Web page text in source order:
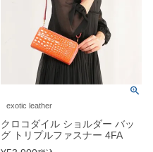
exotic leather
クロコダイル ショルダー バッ
グ トリプルファスナー 4FA